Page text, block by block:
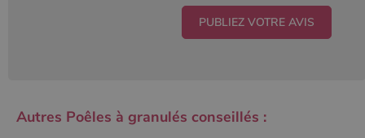
Autres Poêles à granulés conseillés :